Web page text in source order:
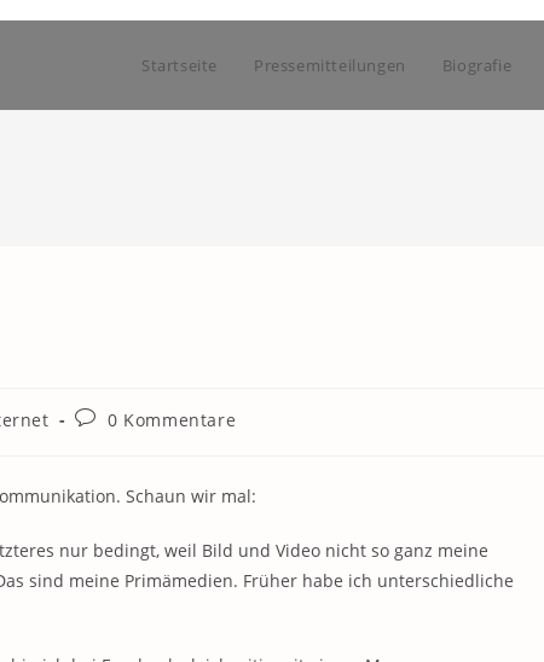
Startseite Pressemitteilungen Biografie
Beitrags-
0 Kommentare
Schaun wir mal:
nur bedingt, weil Bild und Video nicht so ganz meine
sind meine Primämedien. Früher habe ich unterschiedliche